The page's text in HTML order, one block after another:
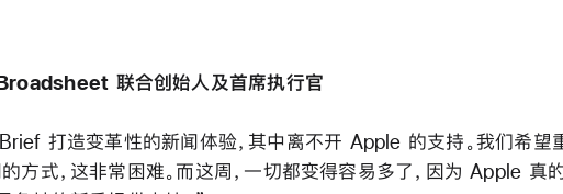
联合创始人及首席执行官
打造变革性的新闻体验，其中离不开 Apple 的支持。我们希望
方式，这非常困难。而这周，一切都变得容易多了，因为 Apple 真